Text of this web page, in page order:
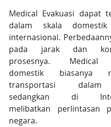
Medical Evakuasi dapat
dalam skala
internasional.
pada jarak dan
prosesnya. Medical
domestik biasanya
transportasi
sedangkan di
melibatkan perlintasan
negara.